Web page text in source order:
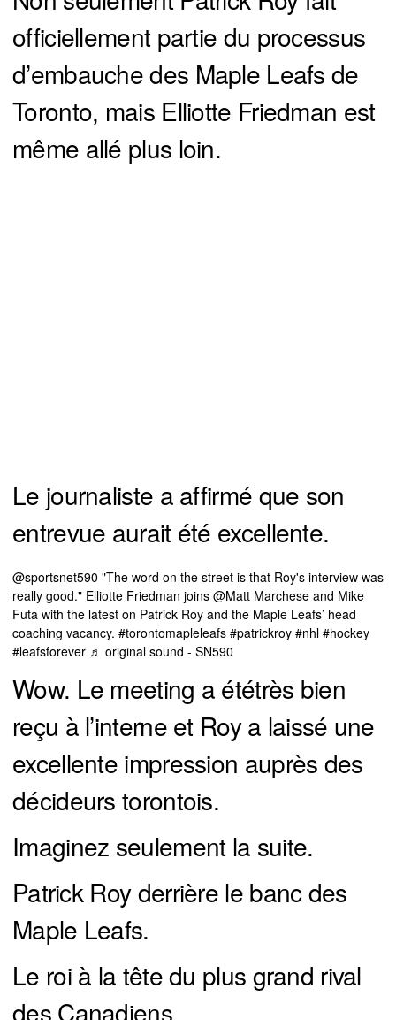
officiellement partie du processus
d’embauche des Maple Leafs de
Toronto, mais Elliotte Friedman est
même allé plus loin.
Le journaliste a affirmé que son
entrevue aurait été excellente.
@sportsnet590 "The word on the street is that Roy's interview was
really good." Elliotte Friedman joins @Matt Marchese and Mike
Futa with the latest on Patrick Roy and the Maple Leafs’ head
coaching vacancy. #torontomapleleafs #patrickroy #nhl #hockey
#leafsforever ♬ original sound - SN590
Wow. Le meeting a ététrès bien
reçu à l’interne et Roy a laissé une
excellente impression auprès des
décideurs torontois.
Imaginez seulement la suite.
Patrick Roy derrière le banc des
Maple Leafs.
Le roi à la tête du plus grand rival
des Canadiens.